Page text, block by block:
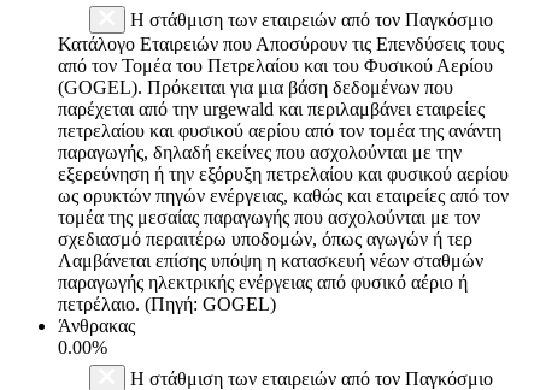
Η στάθμιση των εταιρειών από τον Παγκόσμιο
Κατάλογο Εταιρειών που Αποσύρουν τις Επενδύσεις τους
από τον Τομέα του Πετρελαίου και του Φυσικού Αερίου
(GOGEL). Πρόκειται για μια βάση δεδομένων που
παρέχεται από την urgewald και περιλαμβάνει εταιρείες
πετρελαίου και φυσικού αερίου από τον τομέα της ανάντη
παραγωγής, δηλαδή εκείνες που ασχολούνται με την
εξερεύνηση ή την εξόρυξη πετρελαίου και φυσικού αερίου
ως ορυκτών πηγών ενέργειας, καθώς και εταιρείες από τον
τομέα της μεσαίας παραγωγής που ασχολούνται με τον
σχεδιασμό περαιτέρω υποδομών, όπως αγωγών ή τερ
Λαμβάνεται επίσης υπόψη η κατασκευή νέων σταθμών
παραγωγής ηλεκτρικής ενέργειας από φυσικό αέριο ή
πετρέλαιο. (Πηγή: GOGEL)
Άνθρακας
0.00%
Η στάθμιση των εταιρειών από τον Παγκόσμιο